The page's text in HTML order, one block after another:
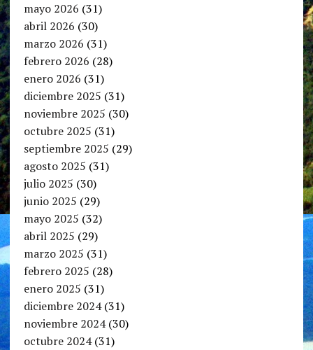
mayo 2026 (31)
abril 2026 (30)
marzo 2026 (31)
febrero 2026 (28)
enero 2026 (31)
diciembre 2025 (31)
noviembre 2025 (30)
octubre 2025 (31)
septiembre 2025 (29)
agosto 2025 (31)
julio 2025 (30)
junio 2025 (29)
mayo 2025 (32)
abril 2025 (29)
marzo 2025 (31)
febrero 2025 (28)
enero 2025 (31)
diciembre 2024(31)
noviembre 2024(30)
octubre 2024(31)